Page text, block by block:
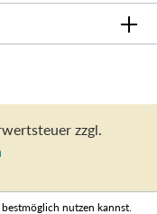
zzgl.
nutzen kannst.